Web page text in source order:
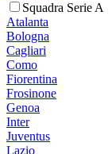
Squadra Serie A
Atalanta
Bologna
Cagliari
Como
Fiorentina
Frosinone
Genoa
Inter
Juventus
Lazio